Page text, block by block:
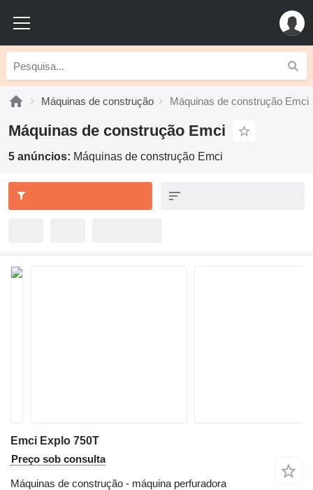
Máquinas de construção Máquinas de construção Emci
Máquinas de construção Emci
5 anúncios: Máquinas de construção Emci
Emci Explo 750T
Preço sob consulta
Máquinas de construção - máquina perfuradora